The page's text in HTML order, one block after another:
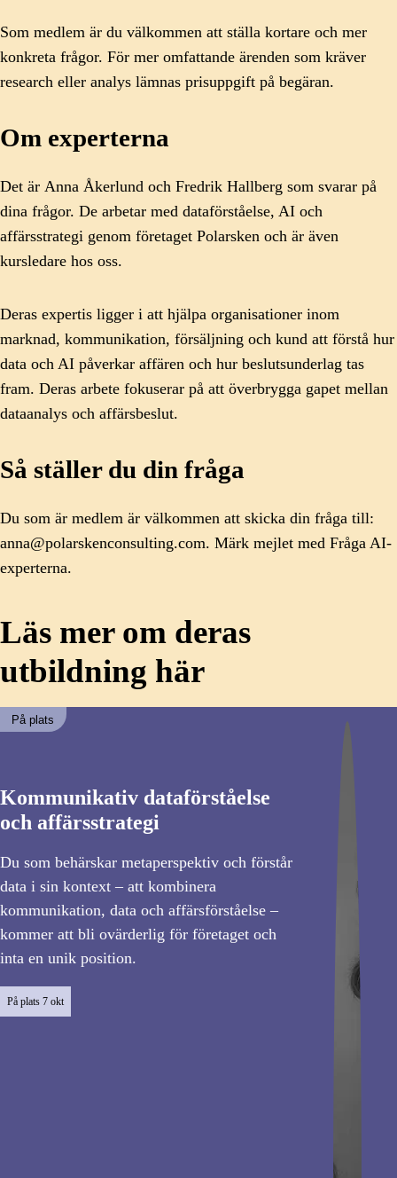
Som medlem är du välkommen att ställa kortare och mer
konkreta frågor. För mer omfattande ärenden som kräver
research eller analys lämnas prisuppgift på begäran.
Om experterna
Det är Anna Åkerlund och Fredrik Hallberg som svarar på
dina frågor. De arbetar med dataförståelse, AI och
affärsstrategi genom företaget Polarsken och är även
kursledare hos oss.
Deras expertis ligger i att hjälpa organisationer inom
marknad, kommunikation, försäljning och kund att förstå hur
data och AI påverkar affären och hur beslutsunderlag tas
fram. Deras arbete fokuserar på att överbrygga gapet mellan
dataanalys och affärsbeslut.
Så ställer du din fråga
Du som är medlem är välkommen att skicka din fråga till:
anna@polarskenconsulting.com. Märk mejlet med Fråga AI-
experterna.
Läs mer om deras
utbildning här
På plats
Kommunikativ dataförståelse
och affärsstrategi
Du som behärskar metaperspektiv och förstår
data i sin kontext – att kombinera
kommunikation, data och affärsförståelse –
kommer att bli ovärderlig för företaget och
inta en unik position.
På plats 7 okt